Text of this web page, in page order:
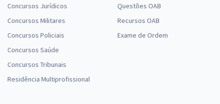
Concursos Jurídicos
Concursos Militares
Concursos Policiais
Concursos Saúde
Concursos Tribunais
Residência Multiprofissional
Questões OAB
Recursos OAB
Exame de Ordem